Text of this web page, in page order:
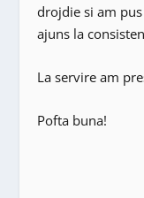
drojdie si am
ajuns la
La servire am
Pofta buna!